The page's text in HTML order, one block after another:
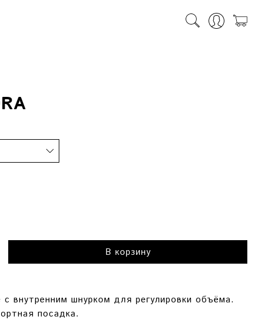
В корзину
с внутренним шнурком для регулировки объёма.
посадка.